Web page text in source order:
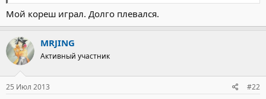
Мой кореш играл. Долго плевался.
MRJING
Активный участник
25 Июл 2013 #22